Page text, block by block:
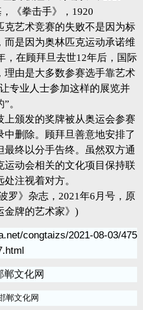
《拳击手》，1920
艺术竞赛的失败不是因为标
是因为奥林匹克运动承诺维
，在顾拜旦去世12年后，国际
理由是大多数参赛选手靠艺术
专业人士参加这样的展览并
。
颁发的奖牌被从奥运会参赛
中删除。顾拜旦善意地安排了
终以分手告终。虽然双方通
动会相关的文化项目保持联
注视着对方。
》杂志，2021年6月号，原
金牌的艺术家》)
congtaizs/2021-08-03/475